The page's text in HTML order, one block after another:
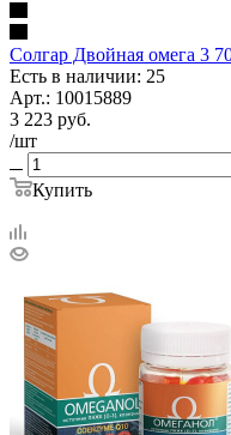
Солгар Двойная омега 3
Есть в наличии: 25
Арт.: 10015889
3 223 руб.
/шт
Купить